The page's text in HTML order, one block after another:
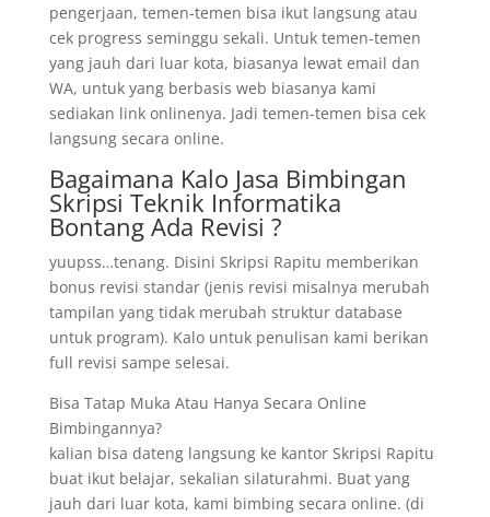
pengerjaan, temen-temen bisa ikut langsung atau
cek progress seminggu sekali. Untuk temen-temen
yang jauh dari luar kota, biasanya lewat email dan
WA, untuk yang berbasis web biasanya kami
sediakan link onlinenya. Jadi temen-temen bisa cek
langsung secara online.
Bagaimana Kalo Jasa Bimbingan
Skripsi Teknik Informatika
Bontang Ada Revisi ?
yuupss…tenang. Disini Skripsi Rapitu memberikan
bonus revisi standar (jenis revisi misalnya merubah
tampilan yang tidak merubah struktur database
untuk program). Kalo untuk penulisan kami berikan
full revisi sampe selesai.
Bisa Tatap Muka Atau Hanya Secara Online
Bimbingannya?
kalian bisa dateng langsung ke kantor Skripsi Rapitu
buat ikut belajar, sekalian silaturahmi. Buat yang
jauh dari luar kota, kami bimbing secara online. (di